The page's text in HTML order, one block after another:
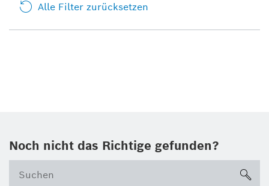
Alle Filter zurücksetzen
Noch nicht das Richtige gefunden?